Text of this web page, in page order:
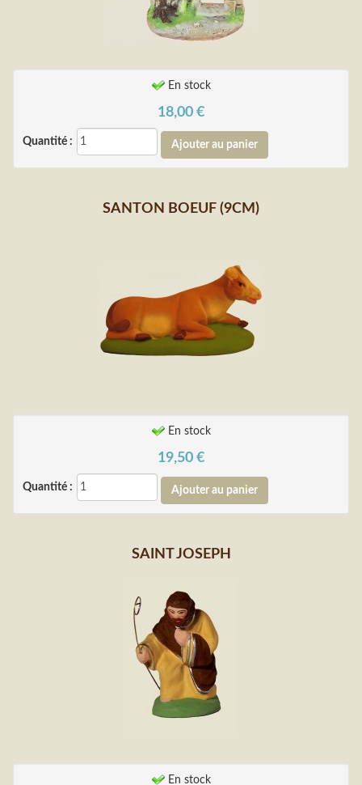
En stock
18,00 €
Quantité :
SANTON BOEUF (9CM)
En stock
19,50 €
Quantité :
SAINT JOSEPH
En stock